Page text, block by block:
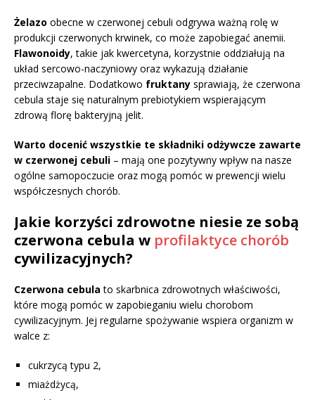
Żelazo obecne w czerwonej cebuli odgrywa ważną rolę w
produkcji czerwonych krwinek, co może zapobiegać anemii.
Flawonoidy, takie jak kwercetyna, korzystnie oddziałują na
układ sercowo-naczyniowy oraz wykazują działanie
przeciwzapalne. Dodatkowo fruktany sprawiają, że czerwona
cebula staje się naturalnym prebiotykiem wspierającym
zdrową florę bakteryjną jelit.
Warto docenić wszystkie te składniki odżywcze zawarte
w czerwonej cebuli – mają one pozytywny wpływ na nasze
ogólne samopoczucie oraz mogą pomóc w prewencji wielu
współczesnych chorób.
Jakie korzyści zdrowotne niesie ze sobą
czerwona cebula w profilaktyce chorób
cywilizacyjnych?
Czerwona cebula to skarbnica zdrowotnych właściwości,
które mogą pomóc w zapobieganiu wielu chorobom
cywilizacyjnym. Jej regularne spożywanie wspiera organizm w
walce z:
cukrzycą typu 2,
miażdżycą,